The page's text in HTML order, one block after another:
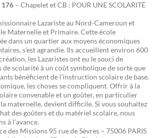
– Chapelet et CB : POUR UNE SCOLARITÉ
Lazariste au Nord-Cameroun et
Maternelle et Primaire. Cette école
dans un quartier aux moyens économiques
s’est agrandie. Ils accueillent environ 600
les Lazaristes ont eu le souci de
scolarité à un coût symbolique de sorte que
bénéficient de l’instruction scolaire de base.
les choses se compliquent. Offrir à la
convenable et un goûter, en particulier
maternelle, devient difficile. Si vous souhaitez
des goûters et du matériel scolaire, nous
à l’avance.
des Missions 95 rue de Sèvres – 75006 PARIS